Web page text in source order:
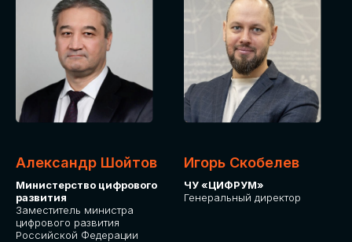
Александр Шойтов
Министерство цифрового
развития
Заместитель министра
цифрового развития
Российской Федерации
Игорь Скобелев
ЧУ «ЦИФРУМ»
Генеральный директор